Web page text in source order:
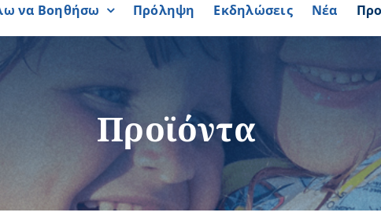
Παγκύπρια Συμμαχία Σπάνιων
Παγκύπριο Συντονιστικό
Ομοσπονδία Συνδέσμων
Φλόγα Ελλάδος
να Βοηθήσω
ΓΙΝΟΜΑΙ
Περισσότερα
ΓΙΝΟΜΑΙ
ΕΘΕΛΟΝΤΗΣ
Περισσότερα
Πρόληψη Εκδηλώσεις Νέα
Προϊόντα